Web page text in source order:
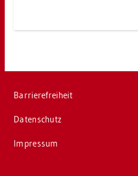
Bar­rie­re­frei­heit
Da­ten­schutz
Im­pres­sum